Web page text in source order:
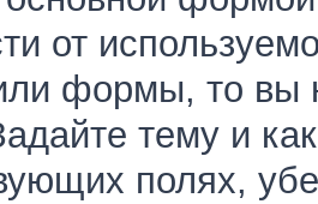
от
формы, то вы
тему и
полях,